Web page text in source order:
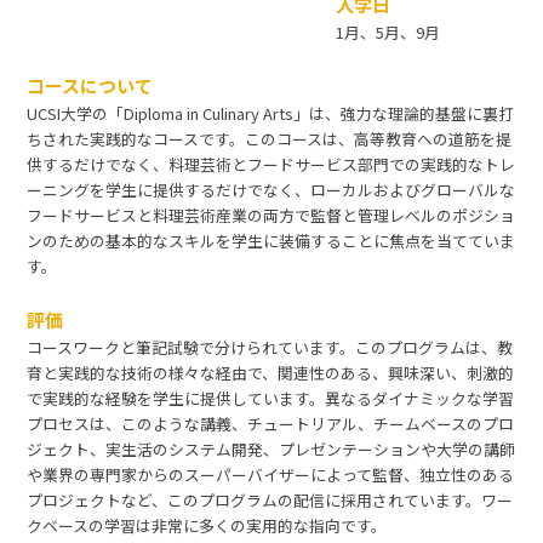
1月、5月、9月
コースについて
UCSI大学の「Diploma in Culinary Arts」は、強力な理論的基盤に裏打
ちされた実践的なコースです。このコースは、高等教育への道筋を提
供するだけでなく、料理芸術とフードサービス部門での実践的なトレ
ーニングを学生に提供するだけでなく、ローカルおよびグローバルな
フードサービスと料理芸術産業の両方で監督と管理レベルのポジショ
ンのための基本的なスキルを学生に装備することに焦点を当てていま
す。
評価
コースワークと筆記試験で分けられています。このプログラムは、教
育と実践的な技術の様々な経由で、関連性のある、興味深い、刺激的
で実践的な経験を学生に提供しています。異なるダイナミックな学習
プロセスは、このような講義、チュートリアル、チームベースのプロ
ジェクト、実生活のシステム開発、プレゼンテーションや大学の講師
や業界の専門家からのスーパーバイザーによって監督、独立性のある
プロジェクトなど、このプログラムの配信に採用されています。ワー
クベースの学習は非常に多くの実用的な指向です。